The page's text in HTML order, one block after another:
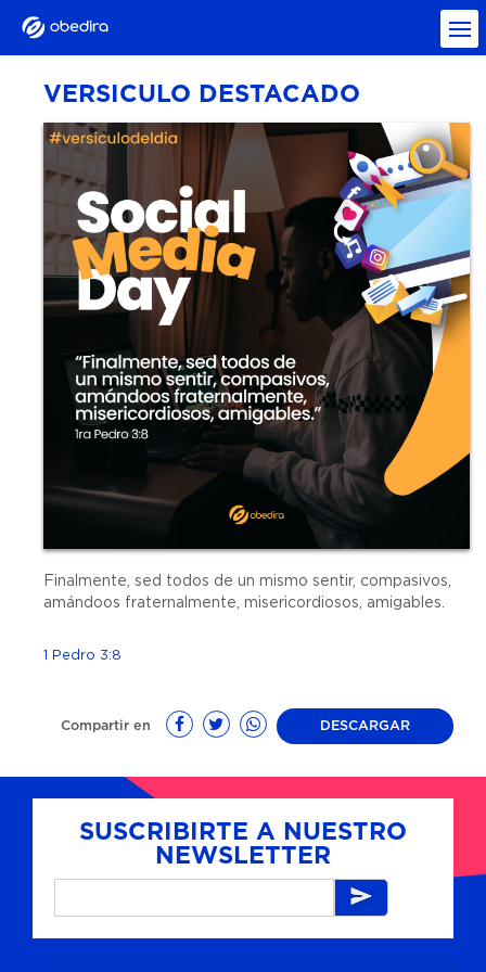
VERSICULO DESTACADO
Finalmente, sed todos de un mismo sentir, compasivos,
amándoos fraternalmente, misericordiosos, amigables.
1 Pedro 3:8
Compartir en DESCARGAR
SUSCRIBIRTE A NUESTRO
NEWSLETTER